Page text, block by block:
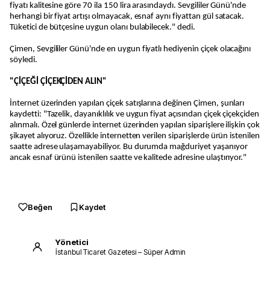
fiyatı kalitesine göre 70 ila 150 lira arasındaydı. Sevgililer Günü'nde
herhangi bir fiyat artışı olmayacak, esnaf aynı fiyattan gül satacak.
Tüketici de bütçesine uygun olanı bulabilecek." dedi.
Çimen, Sevgililer Günü'nde en uygun fiyatlı hediyenin çiçek olacağını
söyledi.
"ÇİÇEĞİ ÇİÇEKÇİDEN ALIN"
İnternet üzerinden yapılan çiçek satışlarına değinen Çimen, şunları
kaydetti: "Tazelik, dayanıklılık ve uygun fiyat açısından çiçek çiçekçiden
alınmalı. Özel günlerde internet üzerinden yapılan siparişlere ilişkin çok
şikayet alıyoruz. Özellikle internetten verilen siparişlerde ürün istenilen
saatte adrese ulaşamayabiliyor. Bu durumda mağduriyet yaşanıyor
ancak esnaf ürünü istenilen saatte ve kalitede adresine ulaştırıyor."
Beğen Kaydet
Yönetici
İstanbul Ticaret Gazetesi – Süper Admin